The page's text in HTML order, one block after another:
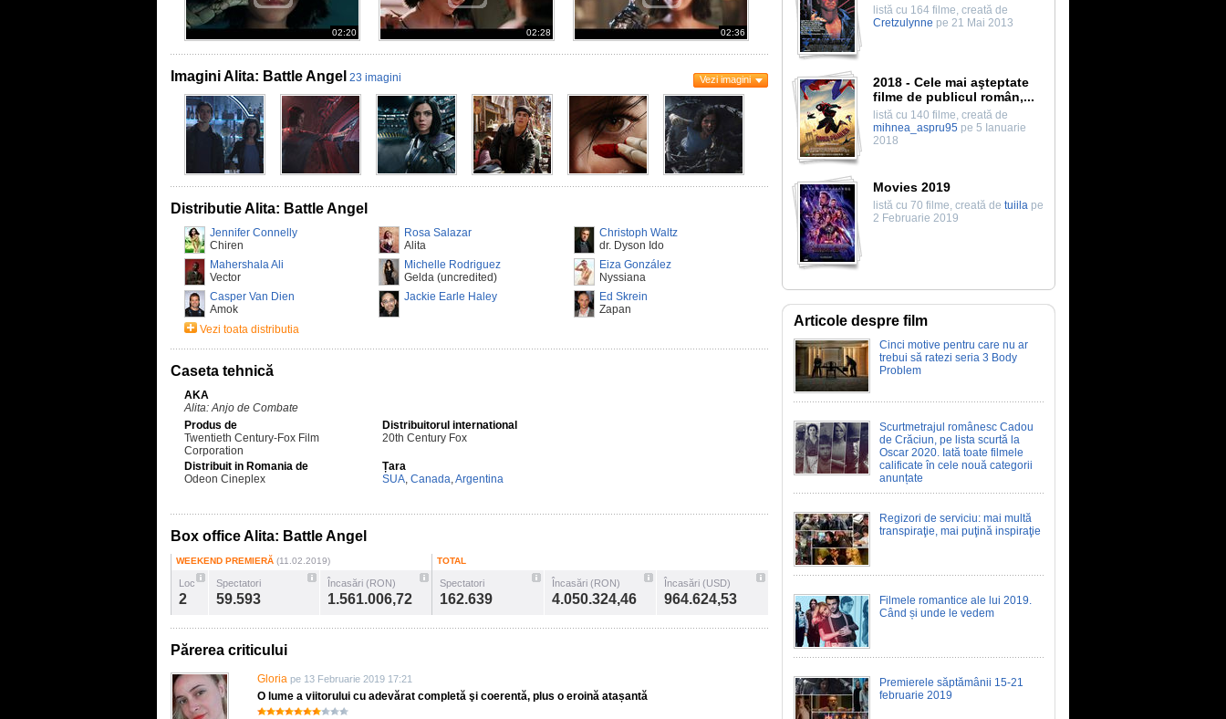
02:20 02:28 02:36
Imagini Alita: Battle Angel 23 imagini Vezi imagini
Distributie Alita: Battle Angel
Jennifer Connelly
Chiren
Rosa Salazar
Alita
Christoph Waltz
dr. Dyson Ido
Mahershala Ali
Vector
Michelle Rodriguez
Gelda (uncredited)
Eiza González
Nyssiana
Casper Van Dien
Amok
Jackie Earle Haley
Ed Skrein
Zapan
Vezi toata distributia
Caseta tehnică
AKA
Alita: Anjo de Combate
Produs de
Twentieth Century-Fox Film
Corporation
Distribuitorul international
20th Century Fox
Distribuit in Romania de
Odeon Cineplex
Țara
SUA, Canada,Argentina
Box office Alita: Battle Angel
WEEKEND PREMIERĂ (11.02.2019)
Loc
2
Spectatori
59.593
Încasări (RON)
1.561.006,72
TOTAL
Spectatori
162.639
Încasări (RON)
4.050.324,46
Încasări (USD)
964.624,53
Părerea criticului
Gloria pe 13 Februarie 2019 17:21
O lume a viitorului cu adevărat completă şi coerentă, plus o eroină atașantă
listă cu 164 filme, creată de
Cretzulynne pe 21 Mai 2013
2018 - Cele mai aşteptate
filme de publicul român,...
listă cu 140 filme, creată de
mihnea_aspru95 pe 5 Ianuarie
2018
Movies 2019
listă cu 70 filme, creată de tuiila pe
2 Februarie 2019
Articole despre film
Cinci motive pentru care nu ar
trebui să ratezi seria 3 Body
Problem
Scurtmetrajul românesc Cadou
de Crăciun, pe lista scurtă la
Oscar 2020. Iată toate filmele
calificate în cele nouă categorii
anunțate
Regizori de serviciu: mai multă
transpiraţie, mai puţină inspiraţie
Filmele romantice ale lui 2019.
Când și unde le vedem
Premierele săptămânii 15-21
februarie 2019